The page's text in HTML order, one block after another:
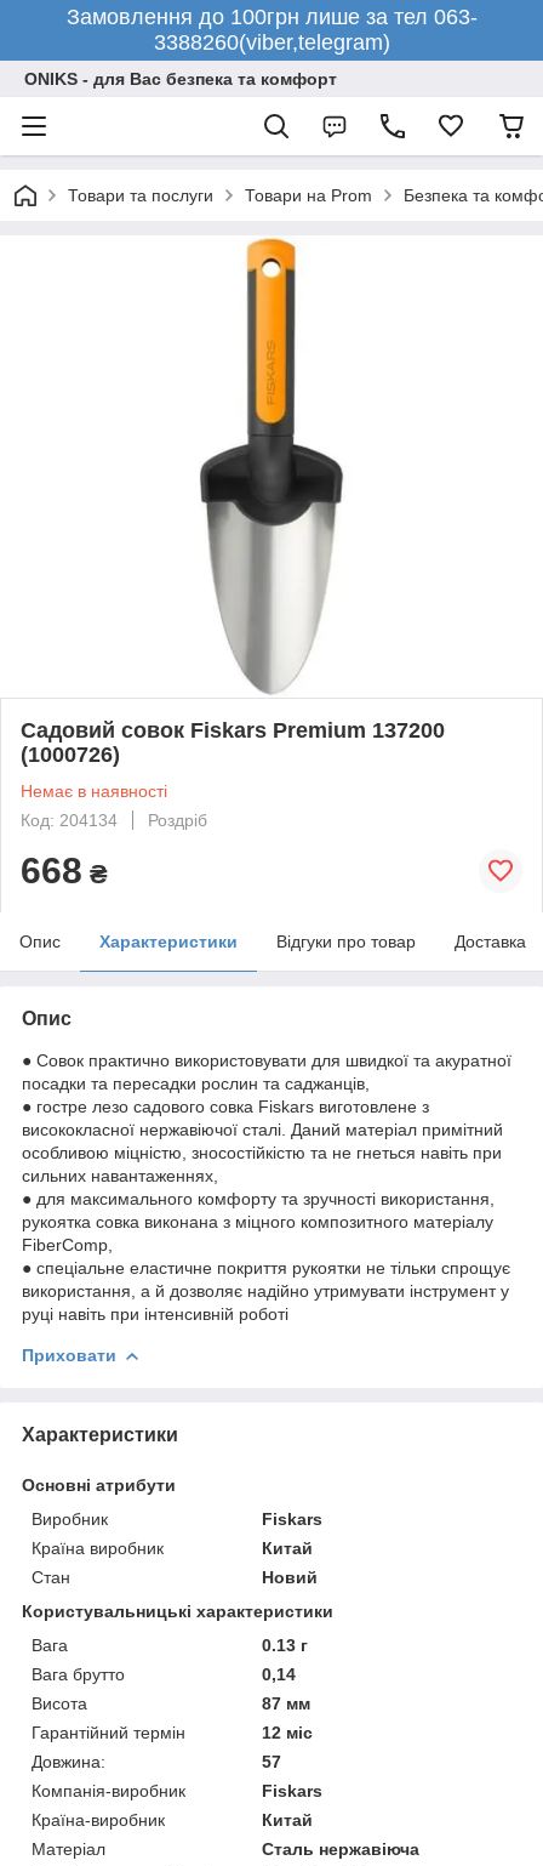
Замовлення до 100грн лише за тел 063-
3388260(viber,telegram)
ONIKS - для Вас безпека та комфорт
Товари та послуги Товари на Prom Безпека та
Садовий совок Fiskars Premium 137200
(1000726)
Немає в наявності
Код: 204134
Роздріб
668 ₴
Опис Характеристики Відгуки про товар Доставка
Опис
● Совок практично використовувати для швидкої та акуратної
посадки та пересадки рослин та саджанців,
● гостре лезо садового совка Fiskars виготовлене з
висококласної нержавіючої сталі. Даний матеріал примітний
особливою міцністю, зносостійкістю та не гнеться навіть при
сильних навантаженнях,
● для максимального комфорту та зручності використання,
рукоятка совка виконана з міцного композитного матеріалу
FiberComp,
● спеціальне еластичне покриття рукоятки не тільки спрощує
використання, а й дозволяє надійно утримувати інструмент у
руці навіть при інтенсивній роботі
Приховати
Характеристики
Основні атрибути
Виробник
Fiskars
Країна виробник
Китай
Стан
Новий
Користувальницькі характеристики
Вага
0.13 г
Вага брутто
0,14
Висота
87 мм
Гарантійний термін
12 міс
Довжина:
57
Компанія-виробник
Fiskars
Країна-виробник
Китай
Матеріал
Сталь нержавіюча